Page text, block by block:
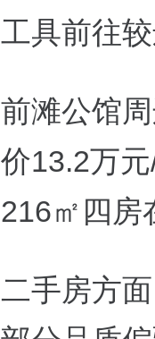
工具前往较
前滩公馆
价13.2万
216㎡四房
二手房方